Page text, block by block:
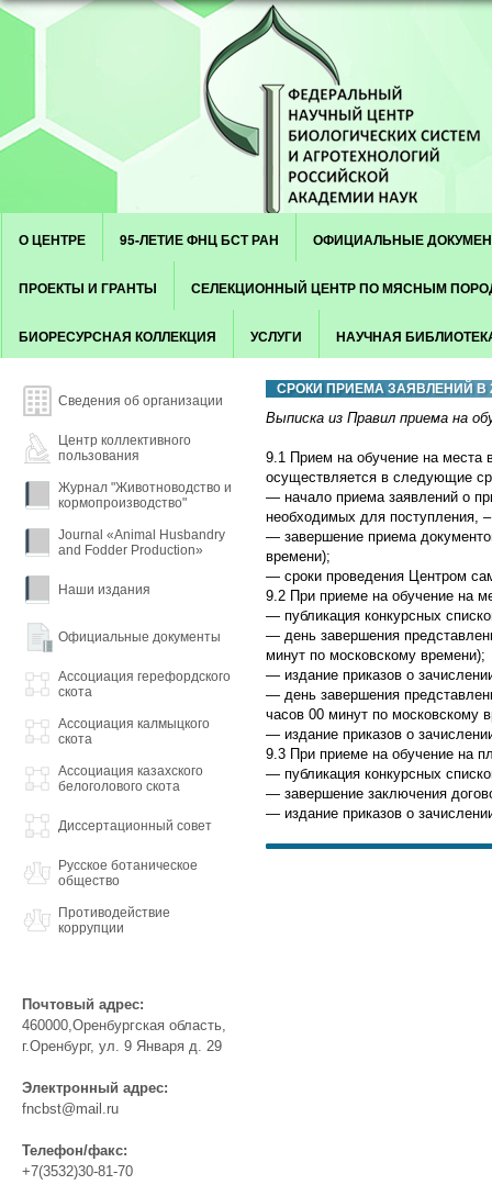
Menu
Skip to content
О ЦЕНТРЕ 95-ЛЕТИЕ ФНЦ БСТ РАН ОФИЦИАЛЬНЫЕ
ПРОЕКТЫ И ГРАНТЫ СЕЛЕКЦИОННЫЙ ЦЕНТР ПО МЯСНЫМ
БИОРЕСУРСНАЯ КОЛЛЕКЦИЯ УСЛУГИ НАУЧНАЯ
Сведения об организации
Центр коллективного
пользования
Журнал "Животноводство и
кормопроизводство"
Journal «Animal Husbandry
and Fodder Production»
Наши издания
Официальные документы
Ассоциация герефордского
скота
Ассоциация калмыцкого
скота
Ассоциация казахского
белоголового скота
Диссертационный совет
Русское ботаническое
общество
Противодействие
коррупции
Почтовый адрес:
460000,Оренбургская область,
г.Оренбург, ул. 9 Января д. 29
Электронный адрес:
fncbst@mail.ru
Телефон/факс:
+7(3532)30-81-70
СРОКИ ПРИЕМА ЗАЯВЛЕНИЙ В
Выписка из Правил приема на
9.1 Прием на обучение на места
осуществляется в следующие
— начало приема заявлений о
необходимых для поступления,
— завершение приема
времени);
— сроки проведения Центром
9.2 При приеме на обучение на
— публикация конкурсных
— день завершения
минут по московскому времени);
— издание приказов о
— день завершения
часов 00 минут по московскому
— издание приказов о
9.3 При приеме на обучение на
— публикация конкурсных
— завершение заключения
— издание приказов о